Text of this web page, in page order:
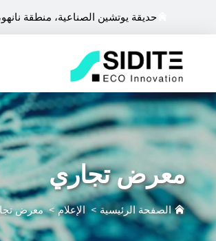
حديقة يوتشين الصناعية، منطقة
معرض تجاري
الصفحة الرئيسية > الإعلام>معرض